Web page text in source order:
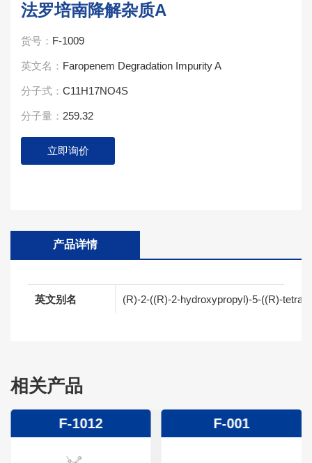
法罗培南降解杂质A
货号： F-1009
英文名： Faropenem Degradation Impurity A
分子式： C11H17NO4S
分子量： 259.32
立即询价
产品详情
英文别名 (R)-2-((R)-2-hydroxypropyl)-5-((R)-
相关产品
F-1012 F-001